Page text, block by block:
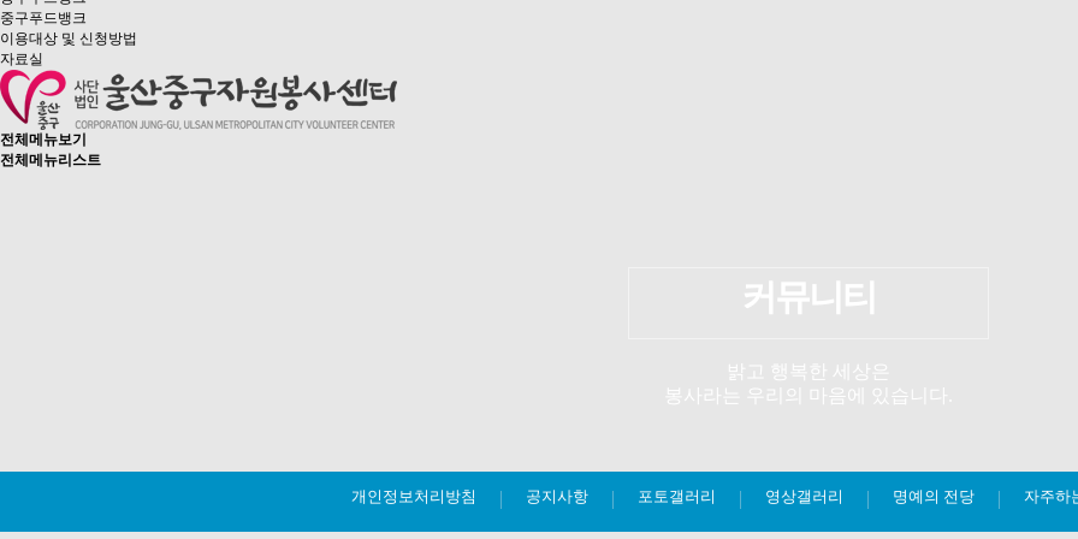
중구푸드뱅크
이용대상 및 신청방법
자료실
전체메뉴보기
전체메뉴리스트
커뮤니티
밝고 행복한 세상은
봉사라는 우리의 마음에 있습니다.
개인정보처리방침 공지사항 포토갤러리 영상갤러리 명예의 전당 자주하